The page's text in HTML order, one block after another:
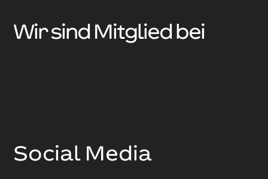
Wir sind Mitglied bei
Social Media